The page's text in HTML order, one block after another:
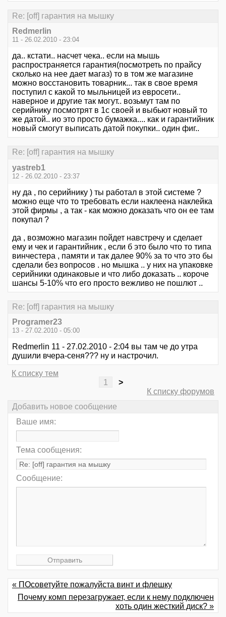
Re: [off] гарантия на мышку
Redmerlin
11 - 26.02.2010 - 23:04
да.. кстати.. насчет чека.. если на мышь
распространяется гарантия(посмотреть по прайсу
сколько на нее дает магаз) то в том же магазине
можно восстановить товарник... так в свое время
поступил с какой то мыльницей из евросети..
наверное и другие так могут.. возьмут там по
серийнику посмотрят в 1с своей и выбьют новый то
же датой.. ио это просто бумажка.... как и гарантийник
новый смогут выписать датой покупки.. один фиг..
Re: [off] гарантия на мышку
yastreb1
12 - 26.02.2010 - 23:37
ну да , по серийнику ) ты работал в этой системе ?
можно еще что то требовать если наклеена наклейка
этой фирмы , а так - как можно доказать что он ее там
покупал ?
да , возможно магазин пойдет навстречу и сделает
ему и чек и гарантийник , если б это было что то типа
винчестера , памяти и так далее 90% за то что это бы
сделали без вопросов . но мышка .. у них на упаковке
серийники одинаковые и что либо доказать .. короче
шансы 5-10% что его просто вежливо не пошлют ..
Re: [off] гарантия на мышку
Programer23
13 - 27.02.2010 - 05:00
Redmerlin 11 - 27.02.2010 - 2:04 вы там че до утра
душили вчера-сеня??? ну и настрочил.
К списку тем
1
>
К списку форумов
Добавить новое сообщение
Ваше имя:
Тема сообщения:
Сообщение:
« ПОсоветуйте пожалуйста винт и флешку
Почему комп перезагружает, если к нему подключен
хоть один жесткий диск? »